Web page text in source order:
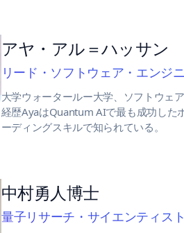
アヤ・アル＝ハッサン
リード・ソフトウェア・エンジ
大学ウォータールー大学、ソフトウェ
経歴AyaはQuantum AIで最も成功した
ーディングスキルで知られている。
中村勇人博士
量子リサーチ・サイエンティスト